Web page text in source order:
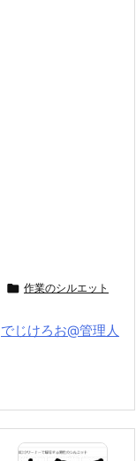
 作業のシルエット
でじけろお@管理人